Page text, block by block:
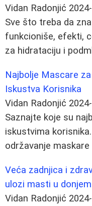
Vidan Radonjić
Sve što treba da
funkcioniše, efekti,
za hidrataciju i
Najbolje Mascare
Iskustva Korisnika
Vidan Radonjić
Saznajte koje su
iskustvima
održavanje
Veća zadnjica i
ulozi masti u
Vidan Radonjić